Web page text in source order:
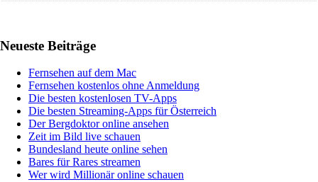
Sidebar
Neueste Beiträge
Fernsehen auf dem Mac
Fernsehen kostenlos ohne Anmeldung
Die besten kostenlosen TV-Apps
Die besten Streaming-Apps für Österreich
Der Bergdoktor online ansehen
Zeit im Bild live schauen
Bundesland heute online sehen
Bares für Rares streamen
Wer wird Millionär online schauen